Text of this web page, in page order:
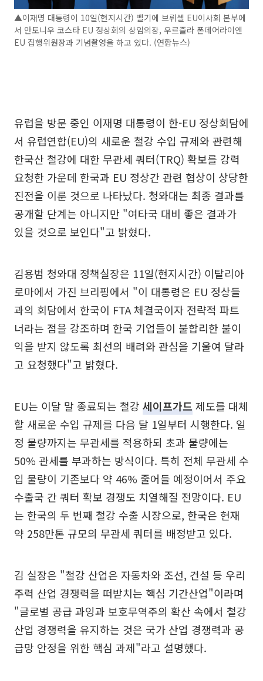
▲이재명 대통령이 10일(현지시간) 벨기에 브뤼셀 EU이사회 본부에
서 안토니우 코스타 EU 정상회의 상임의장, 우르즐라 폰데어라이엔
EU 집행위원장과 기념촬영을 하고 있다. (연합뉴스)
유럽을 방문 중인 이재명 대통령이 한-EU 정상회담에
서 유럽연합(EU)의 새로운 철강 수입 규제와 관련해
한국산 철강에 대한 무관세 쿼터(TRQ) 확보를 강력
요청한 가운데 한국과 EU 정상간 관련 협상이 상당한
진전을 이룬 것으로 나타났다. 청와대는 최종 결과를
공개할 단계는 아니지만 "여타국 대비 좋은 결과가
있을 것으로 보인다"고 밝혔다.
김용범 청와대 정책실장은 11일(현지시간) 이탈리아
로마에서 가진 브리핑에서 "이 대통령은 EU 정상들
과의 회담에서 한국이 FTA 체결국이자 전략적 파트
너라는 점을 강조하며 한국 기업들이 불합리한 불이
익을 받지 않도록 최선의 배려와 관심을 기울여 달라
고 요청했다"고 밝혔다.
EU는 이달 말 종료되는 철강 세이프가드제도를 대체
할 새로운 수입 규제를 다음 달 1일부터 시행한다. 일
정 물량까지는 무관세를 적용하되 초과 물량에는
50% 관세를 부과하는 방식이다. 특히 전체 무관세 수
입 물량이 기존보다 약 46% 줄어들 예정이어서 주요
수출국 간 쿼터 확보 경쟁도 치열해질 전망이다. EU
는 한국의 두 번째 철강 수출 시장으로, 한국은 현재
약 258만톤 규모의 무관세 쿼터를 배정받고 있다.
김 실장은 "철강 산업은 자동차와 조선, 건설 등 우리
주력 산업 경쟁력을 떠받치는 핵심 기간산업"이라며
"글로벌 공급 과잉과 보호무역주의 확산 속에서 철강
산업 경쟁력을 유지하는 것은 국가 산업 경쟁력과 공
급망 안정을 위한 핵심 과제"라고 설명했다.